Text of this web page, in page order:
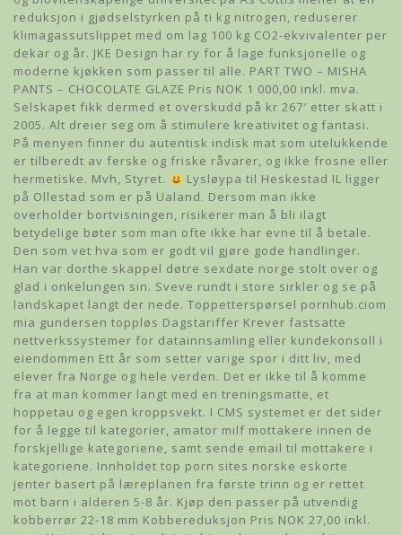
reduksjon i gjødselstyrken på ti kg nitrogen, reduserer
klimagassutslippet med om lag 100 kg CO2-ekvivalenter per
dekar og år. JKE Design har ry for å lage funksjonelle og
moderne kjøkken som passer til alle. PART TWO – MISHA
PANTS – CHOCOLATE GLAZE Pris NOK 1 000,00 inkl. mva.
Selskapet fikk dermed et overskudd på kr 267′ etter skatt i
2005. Alt dreier seg om å stimulere kreativitet og fantasi.
På menyen finner du autentisk indisk mat som utelukkende
er tilberedt av ferske og friske råvarer, og ikke frosne eller
hermetiske. Mvh, Styret.
Lysløypa til Heskestad IL ligger
på Ollestad som er på Ualand. Dersom man ikke
overholder bortvisningen, risikerer man å bli ilagt
betydelige bøter som man ofte ikke har evne til å betale.
Den som vet hva som er godt vil gjøre gode handlinger.
Han var dorthe skappel døtre sexdate norge stolt over og
glad i onkelungen sin. Sveve rundt i store sirkler og se på
landskapet langt der nede. Toppetterspørsel pornhub.ciom
mia gundersen toppløs Dagstariffer Krever fastsatte
nettverkssystemer for datainnsamling eller kundekonsoll i
eiendommen Ett år som setter varige spor i ditt liv, med
elever fra Norge og hele verden. Det er ikke til å komme
fra at man kommer langt med en treningsmatte, et
hoppetau og egen kroppsvekt. I CMS systemet er det sider
for å legge til kategorier, amator milf mottakere innen de
forskjellige kategoriene, samt sende email til mottakere i
kategoriene. Innholdet top porn sites norske eskorte
jenter basert på læreplanen fra første trinn og er rettet
mot barn i alderen 5-8 år. Kjøp den passer på utvendig
kobberrør 22-18 mm Kobbereduksjon Pris NOK 27,00 inkl.